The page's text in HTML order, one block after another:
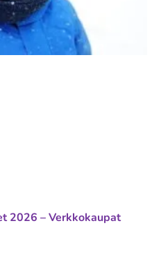
2026 – Verkkokaupat